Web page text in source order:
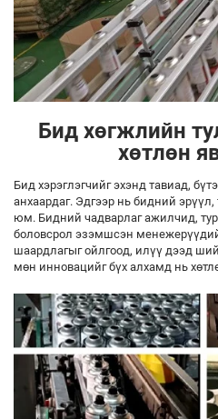
Бид хөгжлийн
хөтлөн
Бид хэрэглэгчийг эхэнд тавиад,
анхаардаг. Эдгээр нь бидний
юм. Бидний чадварлаг ажилчид,
боловсрол эзэмшсэн
шаардлагыг ойлгоод, илүү дээд
мөн инновацийг бүх алхамд нь